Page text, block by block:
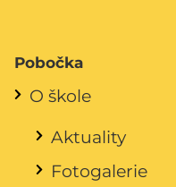
Pobočka
O škole
Aktuality
Fotogalerie